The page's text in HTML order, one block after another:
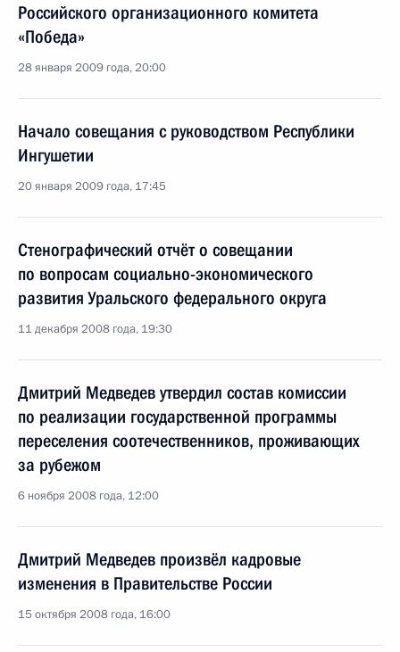
Российского организационного комитета
«Победа»
28 января 2009 года, 20:00
Начало совещания с руководством Республики
Ингушетии
20 января 2009 года, 17:45
Стенографический отчёт о совещании
по вопросам социально-экономического
развития Уральского федерального округа
11 декабря 2008 года, 19:30
Дмитрий Медведев утвердил состав комиссии
по реализации государственной программы
переселения соотечественников, проживающих
за рубежом
6 ноября 2008 года, 12:00
Дмитрий Медведев произвёл кадровые
изменения в Правительстве России
15 октября 2008 года, 16:00